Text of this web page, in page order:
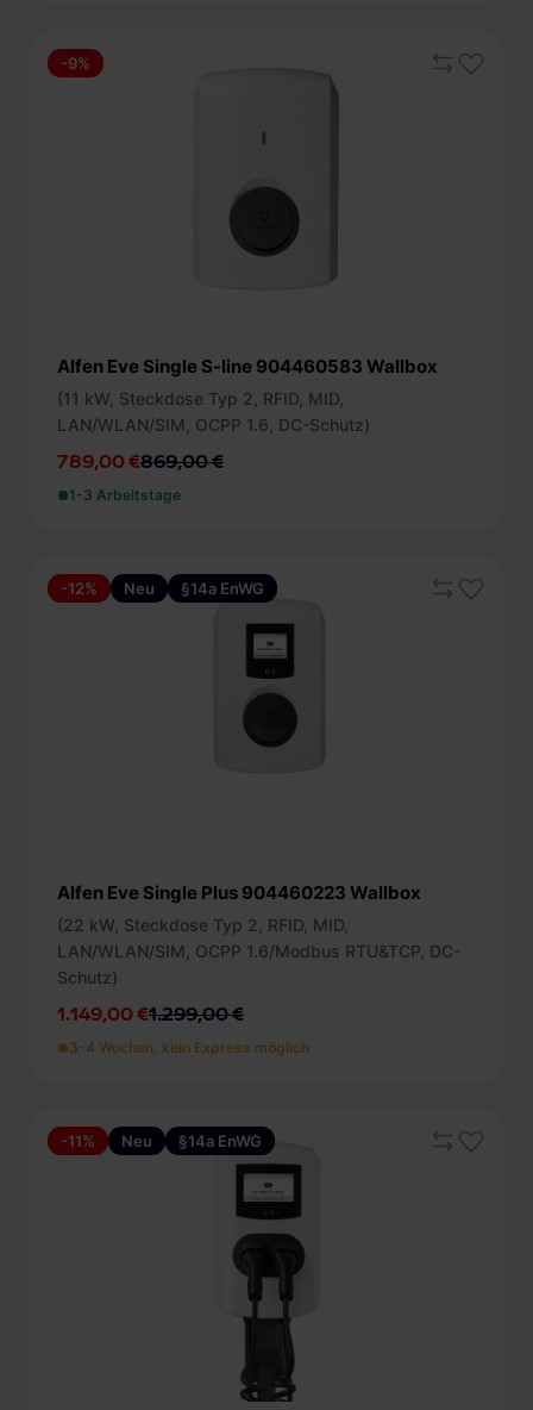
-9%
Alfen Eve Single S-line 904460583 Wallbox
(11 kW, Steckdose Typ 2, RFID, MID,
LAN/WLAN/SIM, OCPP 1.6, DC-Schutz)
789,00 €869,00 €
1-3 Arbeitstage
-12% Neu §14a EnWG
Alfen Eve Single Plus 904460223 Wallbox
(22 kW, Steckdose Typ 2, RFID, MID,
LAN/WLAN/SIM, OCPP 1.6/Modbus RTU&TCP, DC-
Schutz)
1.149,00 €1.299,00 €
3-4 Wochen, kein Express möglich
-11% Neu §14a EnWG